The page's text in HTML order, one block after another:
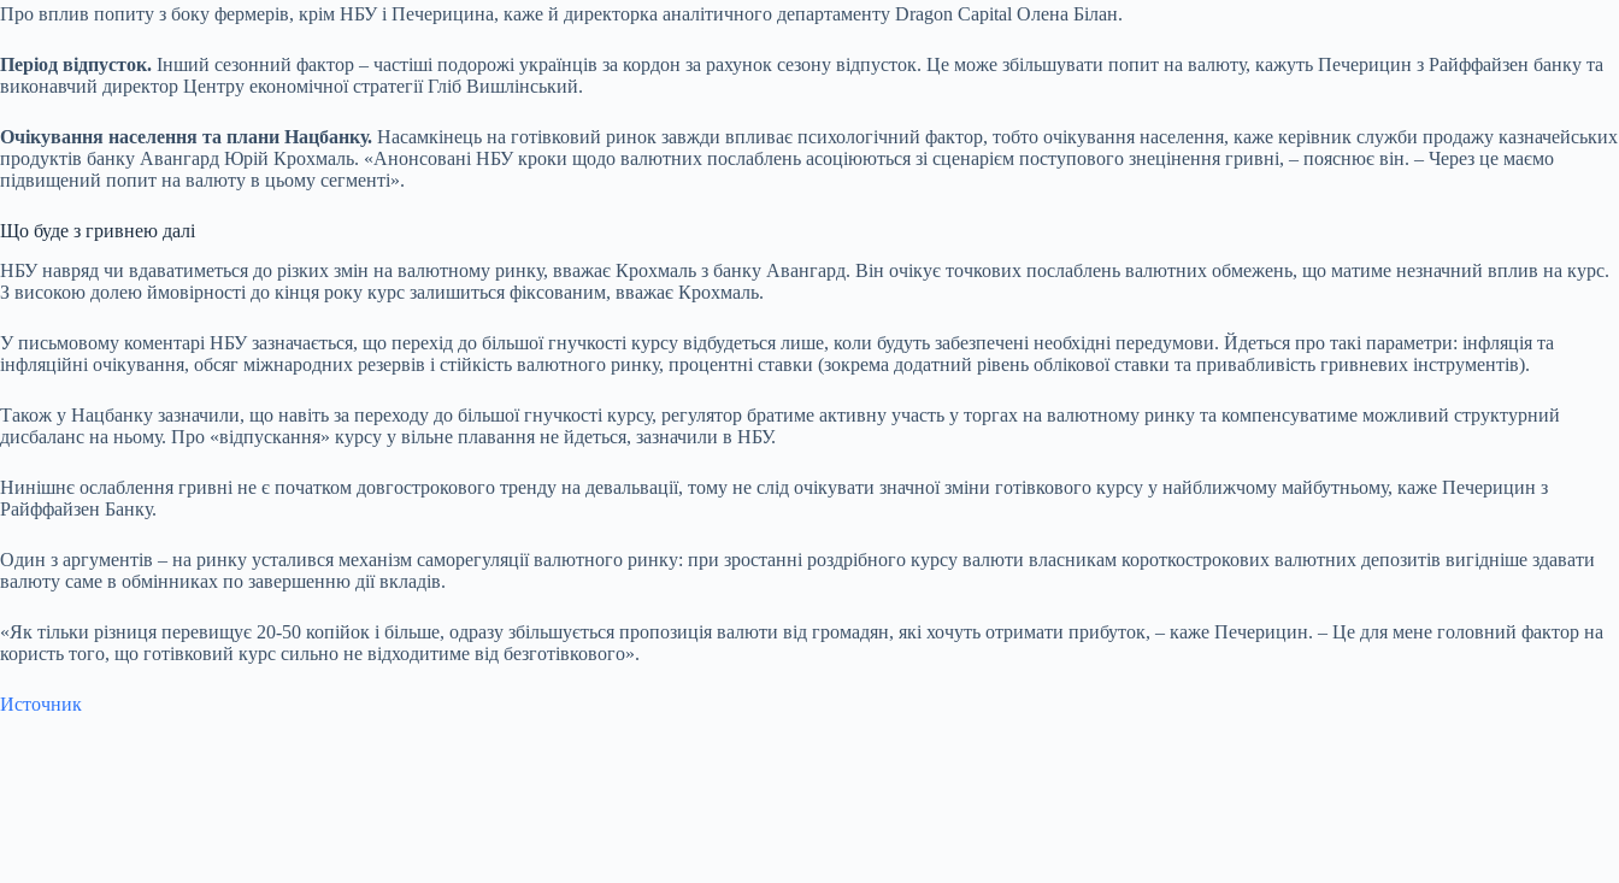
Про вплив попиту з боку фермерів, крім НБУ і Печерицина, каже й директорка аналітичного департаменту Dragon Capital Олена Білан.
Період відпусток. Інший сезонний фактор – частіші подорожі українців за кордон за рахунок сезону відпусток. Це може збільшувати попит на валюту, кажуть Печерицин з Райффайзен банку та
виконавчий директор Центру економічної стратегії Гліб Вишлінський.
Очікування населення та плани Нацбанку. Насамкінець на готівковий ринок завжди впливає психологічний фактор, тобто очікування населення, каже керівник служби продажу казначейських
продуктів банку Авангард Юрій Крохмаль. «Анонсовані НБУ кроки щодо валютних послаблень асоціюються зі сценарієм поступового знецінення гривні, – пояснює він. – Через це маємо
підвищений попит на валюту в цьому сегменті».
Що буде з гривнею далі
НБУ навряд чи вдаватиметься до різких змін на валютному ринку, вважає Крохмаль з банку Авангард. Він очікує точкових послаблень валютних обмежень, що матиме незначний вплив на курс.
З високою долею ймовірності до кінця року курс залишиться фіксованим, вважає Крохмаль.
У письмовому коментарі НБУ зазначається, що перехід до більшої гнучкості курсу відбудеться лише, коли будуть забезпечені необхідні передумови. Йдеться про такі параметри: інфляція та
інфляційні очікування, обсяг міжнародних резервів і стійкість валютного ринку, процентні ставки (зокрема додатний рівень облікової ставки та привабливість гривневих інструментів).
Також у Нацбанку зазначили, що навіть за переходу до більшої гнучкості курсу, регулятор братиме активну участь у торгах на валютному ринку та компенсуватиме можливий структурний
дисбаланс на ньому. Про «відпускання» курсу у вільне плавання не йдеться, зазначили в НБУ.
Нинішнє ослаблення гривні не є початком довгострокового тренду на девальвації, тому не слід очікувати значної зміни готівкового курсу у найближчому майбутньому, каже Печерицин з
Райффайзен Банку.
Один з аргументів – на ринку усталився механізм саморегуляції валютного ринку: при зростанні роздрібного курсу валюти власникам короткострокових валютних депозитів вигідніше здавати
валюту саме в обмінниках по завершенню дії вкладів.
«Як тільки різниця перевищує 20-50 копійок і більше, одразу збільшується пропозиція валюти від громадян, які хочуть отримати прибуток, – каже Печерицин. – Це для мене головний фактор на
користь того, що готівковий курс сильно не відходитиме від безготівкового».
Источник